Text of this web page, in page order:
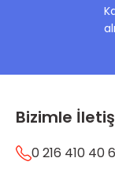
Bizimle
0 216 410 40